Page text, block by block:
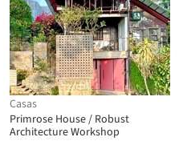
Casas
Primrose House / Robust
Architecture Workshop